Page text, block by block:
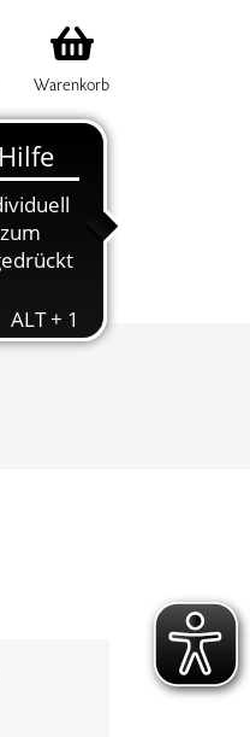
Warenkorb